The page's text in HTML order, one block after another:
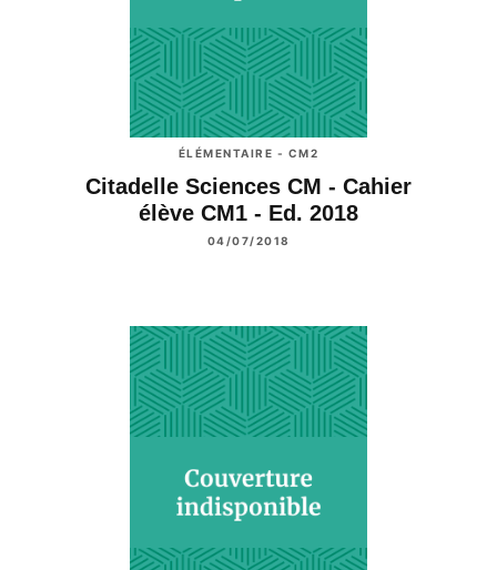
ÉLÉMENTAIRE - CM2
Citadelle Sciences CM - Cahier
élève CM1 - Ed. 2018
04/07/2018